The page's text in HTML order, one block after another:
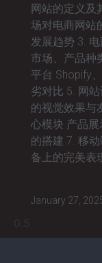
网站的定义及
场对电商网站
发展趋势 3.
市场、产品种
平台 Shopify
劣对比 5. 网
的视觉效果与
心模块 产品
的搭建 7. 移
备上的完美表
January 27,